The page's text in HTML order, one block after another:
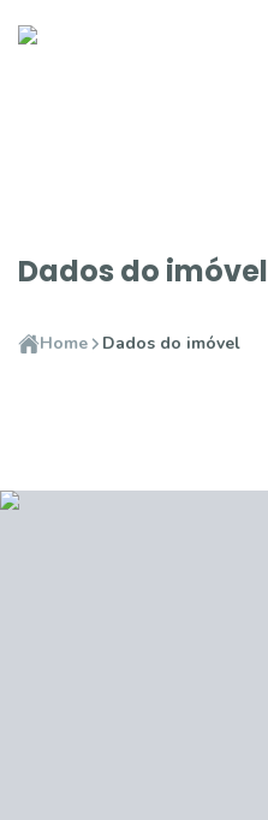
Dados do imóvel
Home Dados do imóvel